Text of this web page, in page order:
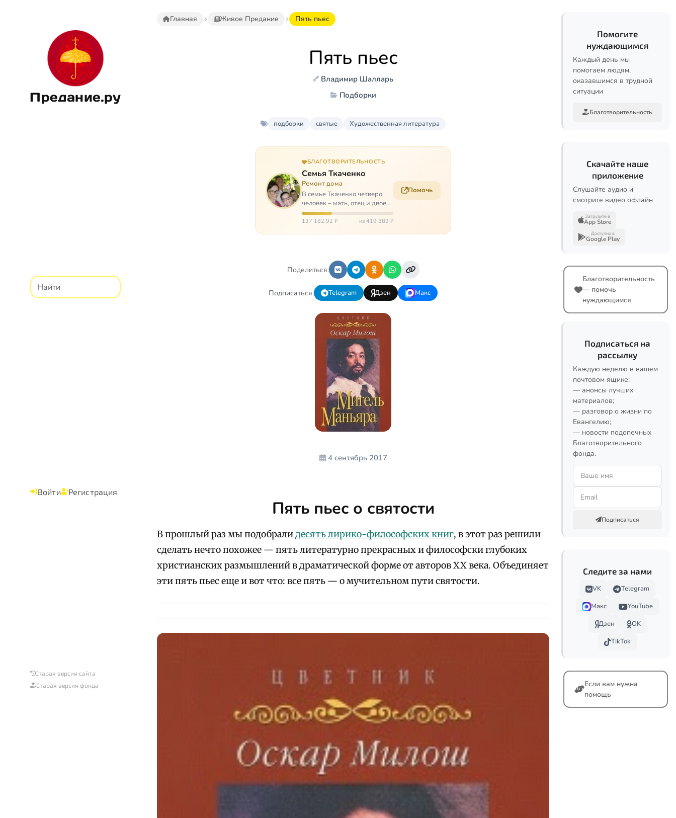
Предание.ру
Войти Регистрация
Старая версия сайта
Старая версия фонда
Главная Живое Предание Пять пьес
Пять пьес
Владимир Шалларь
Подборки
подборки святые Художественная литература
БЛАГОТВОРИТЕЛЬНОСТЬ
Семья Ткаченко
Ремонт дома
В семье Ткаченко четверо
человек – мать, отец и двое
сыновей. И это семья –
крепость. У них столько
137 182,92 ₽ из 419 389 ₽
Помочь
Поделиться:
Подписаться: Telegram Дзен Макс
4 сентябрь 2017
Пять пьес о святости
В прошлый раз мы подобралидесять лирико-философских книг, в этот раз решили
сделать нечто похожее — пять литературно прекрасных и философски глубоких
христианских размышлений в драматической форме от авторов XX века. Объединяет
эти пять пьес еще и вот что: все пять — о мучительном пути святости.
Помогите
нуждающимся
Каждый день мы
помогаем людям,
оказавшимся в трудной
ситуации
Благотворительность
Скачайте наше
приложение
Слушайте аудио и
смотрите видео офлайн
Загрузите в
App Store
Доступно в
Google Play
Благотворительность
— помочь
нуждающимся
Подписаться на
рассылку
Каждую неделю в вашем
почтовом ящике:
— анонсы лучших
материалов;
— разговор о жизни по
Евангелию;
— новости подопечных
Благотворительного
фонда.
Подписаться
Следите за нами
VK
Telegram
Макс
YouTube
Дзен
OK
TikTok
Если вам нужна
помощь